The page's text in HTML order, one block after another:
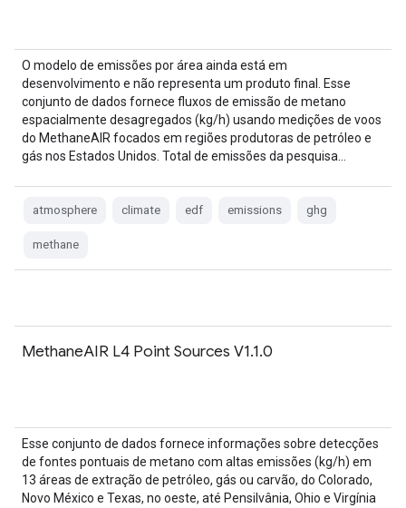
O modelo de emissões por área ainda está em
desenvolvimento e não representa um produto final. Esse
conjunto de dados fornece fluxos de emissão de metano
espacialmente desagregados (kg/h) usando medições de voos
do MethaneAIR focados em regiões produtoras de petróleo e
gás nos Estados Unidos. Total de emissões da pesquisa…
atmosphere climate edf emissions ghg
methane
MethaneAIR L4 Point Sources V1.1.0
Esse conjunto de dados fornece informações sobre detecções
de fontes pontuais de metano com altas emissões (kg/h) em
13 áreas de extração de petróleo, gás ou carvão, do Colorado,
Novo México e Texas, no oeste, até Pensilvânia, Ohio e Virgínia